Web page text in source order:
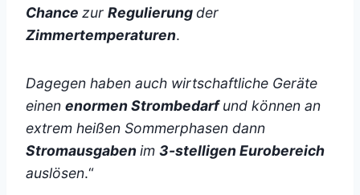
Chance zur Regulierungder
Zimmertemperaturen.
Dagegen haben auch wirtschaftliche Geräte
einen enormen Strombedarfund können an
extrem heißen Sommerphasen dann
Stromausgabenim 3-stelligen Eurobereich
auslösen.“